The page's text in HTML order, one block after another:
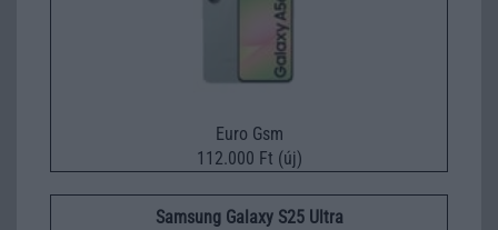
Euro Gsm
112.000 Ft (új)
Samsung Galaxy S25 Ultra